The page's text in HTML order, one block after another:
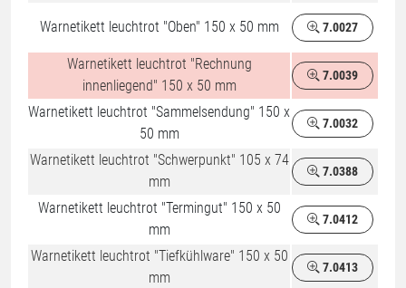
Warnetikett leuchtrot "Oben" 150 x 50 mm 7.0027
Warnetikett leuchtrot "Rechnung
innenliegend" 150 x 50 mm
7.0039
Warnetikett leuchtrot "Sammelsendung" 150 x
50 mm
7.0032
Warnetikett leuchtrot "Schwerpunkt" 105 x 74
mm
7.0388
Warnetikett leuchtrot "Termingut" 150 x 50
mm
7.0412
Warnetikett leuchtrot "Tiefkühlware" 150 x 50
mm
7.0413